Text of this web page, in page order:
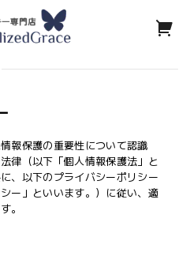
報保護の重要性について認識
律（以下「個人情報保護法」と
、以下のプライバシーポリシー
ー」といいます。）に従い、適
。